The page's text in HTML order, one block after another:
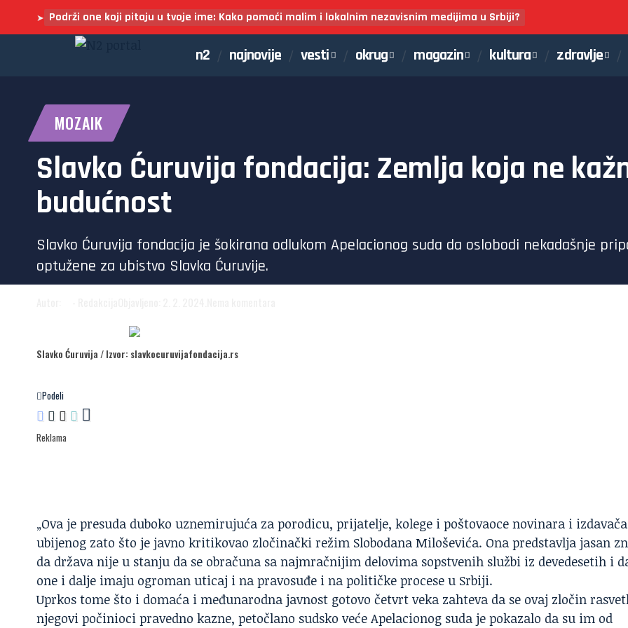
➤ Podrži one koji pitaju u tvoje ime: Kako pomoći malim i lokalnim nezavisnim medijima u Srbiji?
n2 najnovije vesti okrug magazin kultura zdravlje
MOZAIK
Slavko Ćuruvija fondacija: Zemlja koja ne
budućnost
Slavko Ćuruvija fondacija je šokirana odlukom Apelacionog suda da oslobodi nekadašnje
optužene za ubistvo Slavka Ćuruvije.
Slavko Ćuruvija / Izvor: slavkocuruvijafondacija.rs
Podeli
Reklama
„Ova je presuda duboko uznemirujuća za porodicu, prijatelje, kolege i poštovaoce novinara i izdavača
ubijenog zato što je javno kritikovao zločinački režim Slobodana Miloševića. Ona predstavlja jasan
da država nije u stanju da se obračuna sa najmračnijim delovima sopstvenih službi iz devedesetih i
one i dalje imaju ogroman uticaj i na pravosuđe i na političke procese u Srbiji.
Uprkos tome što i domaća i međunarodna javnost gotovo četvrt veka zahteva da se ovaj zločin
njegovi počinioci pravedno kazne, petočlano sudsko veće Apelacionog suda je pokazalo da su im od